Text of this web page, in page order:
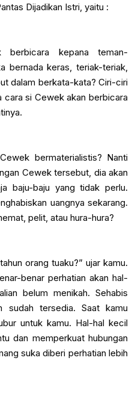
Dijadikan Istri, yaitu :
berbicara kepana teman-
bernada keras, teriak-teriak,
dalam berkata-kata? Ciri-ciri
cara si Cewek akan berbicara
bermaterialistis? Nanti
Cewek tersebut, dia akan
baju-baju yang tidak perlu.
uangnya sekarang.
pelit, atau hura-hura?
orang tuaku?” ujar kamu.
benar perhatian akan hal-
belum menikah. Sehabis
sudah tersedia. Saat kamu
untuk kamu. Hal-hal kecil
dan memperkuat hubungan
suka diberi perhatian lebih